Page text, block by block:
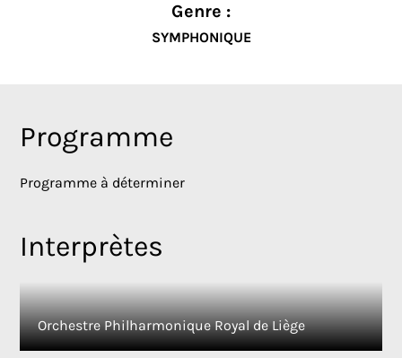
Genre :
SYMPHONIQUE
Programme
Programme à déterminer
Interprètes
Orchestre Philharmonique Royal de Liège